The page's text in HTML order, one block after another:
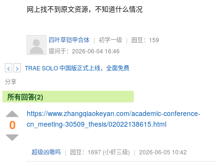
网上找不到原文资源，不知道什么情况
四叶草铠甲合体 | 初学一级 | 园豆： 159
提问于：2026-06-04 16:46
< >
TRAE SOLO 中国版正式上线，全面免费
分享
所有回答(2)
0
https://www.zhangqiaokeyan.com/academic-conference-
cn_meeting-30509_thesis/02022138615.html
超级凶嗷呜 | 园豆：1697 (小虾三级) | 2026-06-05 10:42